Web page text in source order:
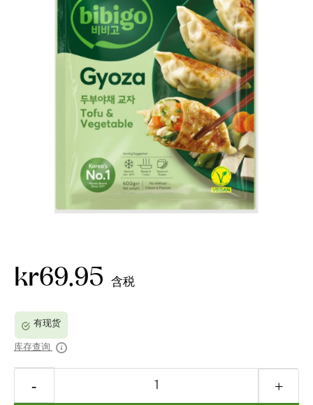
kr69.95 含税
库存查询